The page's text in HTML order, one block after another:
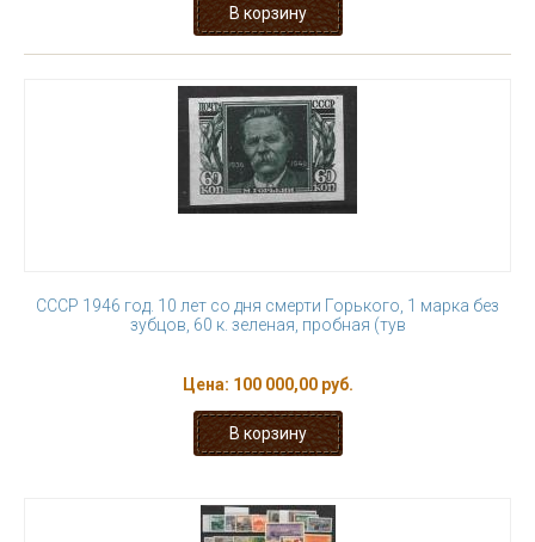
СССР 1946 год. 10 лет со дня смерти Горького, 1 марка без
зубцов, 60 к. зеленая, пробная (тув
Цена: 100 000,00 руб.